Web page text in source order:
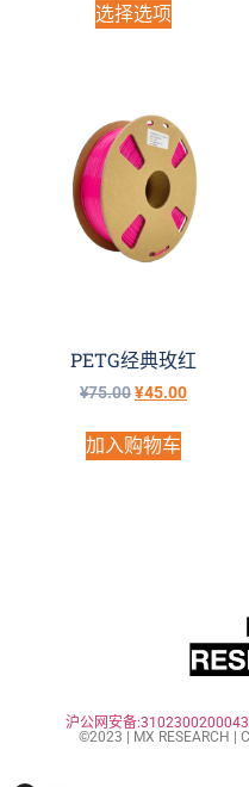
选择选项
PETG经典玫红
¥75.00¥45.00
加入购物车
沪公网安备
©2023 | MX RESEARCH |